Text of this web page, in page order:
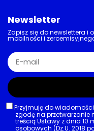
Newsletter
Zapisz się do newslettera i
mobilności i
Przyjmuję do
zgodę na
treścią Ustawy z dnia 10
osobowych (Dz.U. 2018